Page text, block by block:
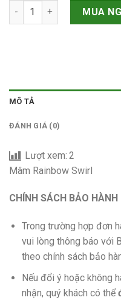
Mâm Rainbow Swirl số
MUA
MÔ TẢ
ĐÁNH GIÁ (0)
Lượt xem: 2
Mâm Rainbow Swirl
CHÍNH SÁCH BẢO HÀNH
Trong trường hợp đơn
vui lòng thông báo với
theo chính sách bảo
Nếu đổi ý hoặc không
nhận, quý khách có thể